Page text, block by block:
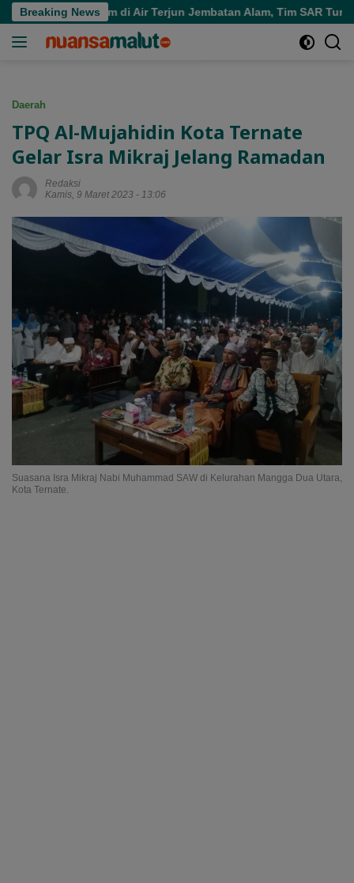
Langsung
ke
Breaking News
Tenggelam di Air Terjun Jembatan Alam, Tim SAR Turun
Daerah
TPQ Al-Mujahidin Kota Ternate
Gelar Isra Mikraj Jelang Ramadan
Redaksi
Kamis, 9 Maret 2023 - 13:06
Suasana Isra Mikraj Nabi Muhammad SAW di Kelurahan Mangga Dua Utara,
Kota Ternate.